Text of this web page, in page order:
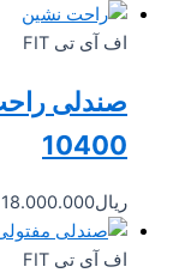
اف آی تی FIT
صندلی
10400
ریال18.000.000
اف آی تی FIT